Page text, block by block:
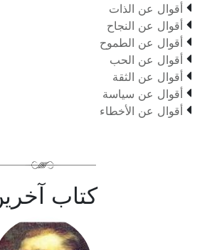
 أقوال عن الذات
 أقوال عن النجاح
 أقوال عن الطموح
 أقوال عن الحب
 أقوال عن الثقة
 أقوال عن سياسة
 أقوال عن الأخطاء
كتاب